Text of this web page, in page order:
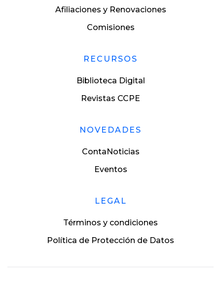
Afiliaciones y Renovaciones
Comisiones
RECURSOS
Biblioteca Digital
Revistas CCPE
NOVEDADES
ContaNoticias
Eventos
LEGAL
Términos y condiciones
Política de Protección de Datos